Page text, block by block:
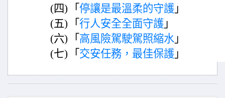
(四)
「 停讓是最溫柔的守護 」
(五)
「 行人安全全面守護 」
(六)
「 高風險駕駛駕照縮水 」
(七)
「 交安任務，最佳保護 」